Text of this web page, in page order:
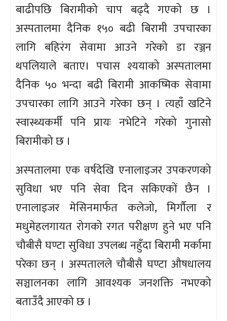
बाढीपछि बिरामीको चाप बढ्दै गएको छ ।
अस्पतालमा दैनिक १५० बढी बिरामी उपचारका
लागि बहिरंग सेवामा आउने गरेको डा रञ्जन
थपलियाले बताए। पचास श्ययाको अस्पतालमा
दैनिक ५० भन्दा बढी बिरामी आकष्मिक सेवामा
उपचारका लागि आउने गरेका छन् । त्यहाँ खटिने
स्वास्थ्यकर्मी पनि प्रायः नभेटिने गरेको गुनासो
बिरामीको छ ।
अस्पतालमा एक वर्षदेखि एनालाइजर उपकरणको
सुविधा भए पनि सेवा दिन सकिएकों छैन ।
एनालाइजर मेसिनमार्फत कलेजो, मिर्गौला र
मधुमेहलगायत रोगको रगत परीक्षण हुने भए पनि
चौबीसै घण्टा सुविधा उपलब्ध नहुँदा बिरामी मर्कामा
परेका छन् । अस्पतालले चौबीसै घण्टा औषधालय
सञ्चालनका लागि आवश्यक जनशक्ति नभएको
बताउँदै आएको छ ।